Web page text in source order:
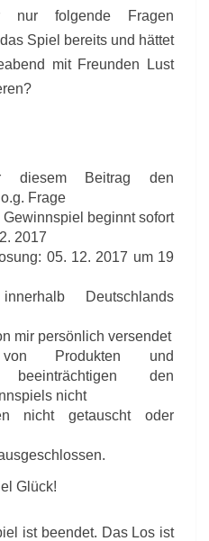
folgende Fragen
Spiel bereits und hättet
mit Freunden Lust
diesem Beitrag den
Frage
beginnt sofort
2017
05. 12. 2017 um 19
Deutschlands
mir persönlich versendet
Produkten und
beeinträchtigen den
nicht
nicht getauscht oder
Glück!
ist beendet. Das Los ist